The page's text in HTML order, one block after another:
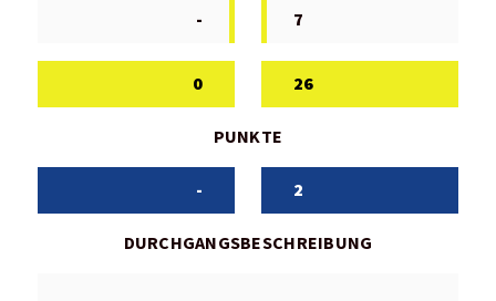
- 7
0 26
PUNKTE
- 2
DURCHGANGSBESCHREIBUNG